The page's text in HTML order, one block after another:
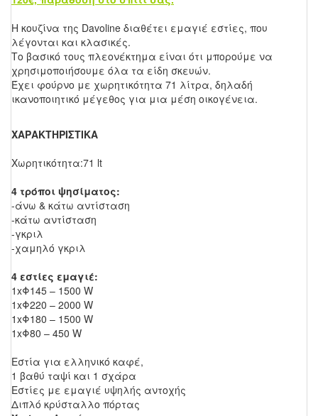
Η κουζίνα της Davoline διαθέτει εμαγιέ εστίες, που
λέγονται και κλασικές.
Το βασικό τους πλεονέκτημα είναι ότι μπορούμε να
χρησιμοποιήσουμε όλα τα είδη σκευών.
Έχει φούρνο με χωρητικότητα 71 λίτρα, δηλαδή
ικανοποιητικό μέγεθος για μια μέση οικογένεια.
ΧΑΡΑΚΤΗΡΙΣΤΙΚΑ
Χωρητικότητα:71 lt
4 τρόποι ψησίματος:
-άνω & κάτω αντίσταση
-κάτω αντίσταση
-γκριλ
-χαμηλό γκριλ
4 εστίες εμαγιέ:
1xΦ145 – 1500 W
1xΦ220 – 2000 W
1xΦ180 – 1500 W
1xΦ80 – 450 W
Εστία για ελληνικό καφέ,
1 βαθύ ταψί και 1 σχάρα
Εστίες με εμαγιέ υψηλής αντοχής
Διπλό κρύσταλλο πόρτας